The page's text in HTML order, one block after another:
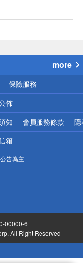
more
保險服務
佈
知 會員服務條款 隱
箱
告為主
00000-6
All Right Reserved